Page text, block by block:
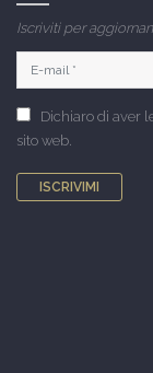
Iscriviti per
Dichiaro di aver
sito web.
ISCRIVIMI